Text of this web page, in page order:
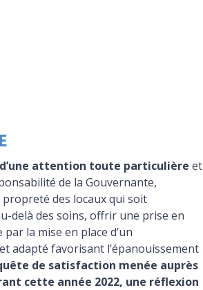
attention toute particulière et
de la Gouvernante,
des locaux qui soit
delà des soins, offrir une prise en
la mise en place d’un
adapté favorisant l’épanouissement
de satisfaction menée auprès
cette année 2022, une réflexion